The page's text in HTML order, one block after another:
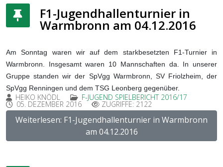
F1-Jugendhallenturnier in
Warmbronn am 04.12.2016
Am Sonntag waren wir auf dem starkbesetzten F1-Turnier in
Warmbronn. Insgesamt waren 10 Mannschaften da. In unserer
Gruppe standen wir der SpVgg Warmbronn, SV Friolzheim, der
SpVgg Renningen und dem TSG Leonberg gegenüber.
HEIKO KNÖDL F-JUGEND SPIELBERICHT 2016/17
05. DEZEMBER 2016 ZUGRIFFE: 2122
Weiterlesen: F1-Jugendhallenturnier in Warmbronn
am 04.12.2016